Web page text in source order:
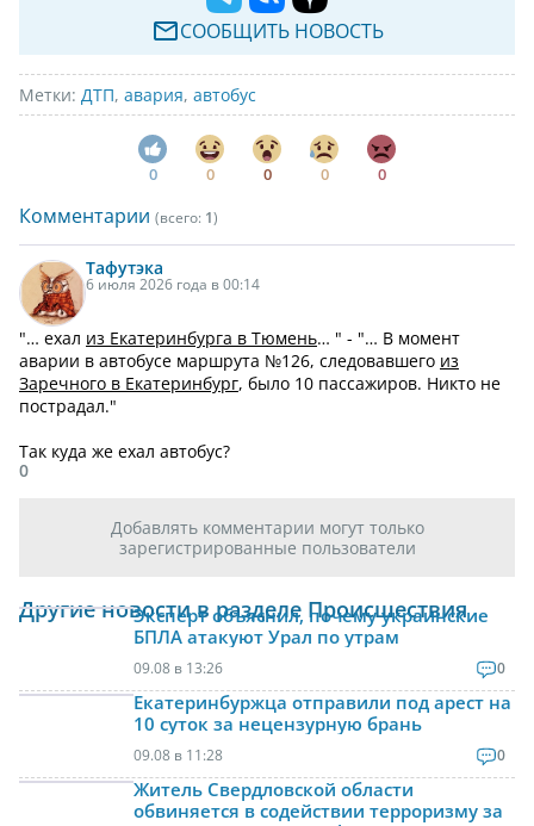
СООБЩИТЬ НОВОСТЬ
Метки: ДТП, авария, автобус
0 0 0 0 0
Комментарии (всего: 1)
Тафутэка
6 июля 2026 года в 00:14
"… ехал из Екатеринбурга в Тюмень… " - "… В момент
аварии в автобусе маршрута №126, следовавшего из
Заречного в Екатеринбург, было 10 пассажиров. Никто не
пострадал."
Так куда же ехал автобус?
0
Добавлять комментарии могут только
зарегистрированные пользователи
Другие новости в разделе Происшествия
Эксперт объяснил, почему украинские
БПЛА атакуют Урал по утрам
09.08 в 13:26 0
Екатеринбуржца отправили под арест на
10 суток за нецензурную брань
09.08 в 11:28 0
Житель Свердловской области
обвиняется в содействии терроризму за